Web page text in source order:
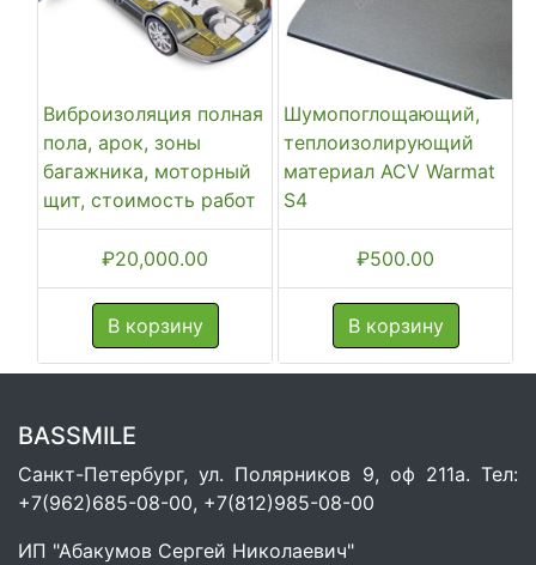
Виброизоляция полная
пола, арок, зоны
багажника, моторный
щит, стоимость работ
₽20,000.00
В корзину
Шумопоглощающий,
теплоизолирующий
материал ACV Warmat
S4
₽500.00
В корзину
BASSMILE
Санкт-Петербург, ул. Полярников 9, оф 211а. Тел:
+7(962)685-08-00, +7(812)985-08-00
ИП "Абакумов Сергей Николаевич"